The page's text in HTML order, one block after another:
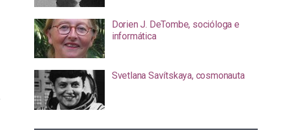
Dorien J. DeTombe, socióloga e
informática
Svetlana Savítskaya, cosmonauta